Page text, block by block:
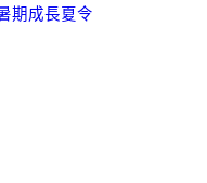
期成長夏令